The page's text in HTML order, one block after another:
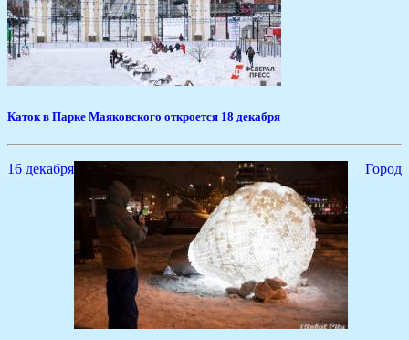
​Каток в Парке Маяковского откроется 18 декабря
16 декабря Город